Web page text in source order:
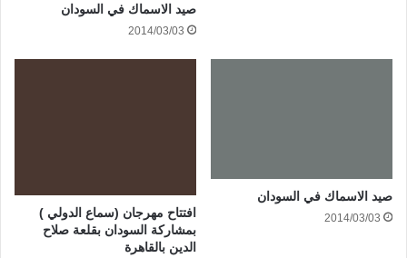
صيد الاسماك في السودان
2014/03/03
صيد الاسماك في السودان
2014/03/03
افتتاح مهرجان (سماع الدولي )
بمشاركة السودان بقلعة صلاح
الدين بالقاهرة